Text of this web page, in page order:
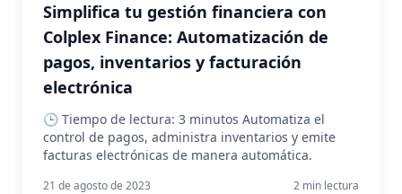
Simplifica tu gestión financiera con
Colplex Finance: Automatización de
pagos, inventarios y facturación
electrónica
🕒 Tiempo de lectura: 3 minutos Automatiza el
control de pagos, administra inventarios y emite
facturas electrónicas de manera automática.
21 de agosto de 2023 2 min lectura